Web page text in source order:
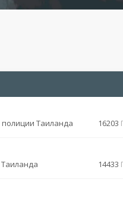
Таиланда
16203
14433